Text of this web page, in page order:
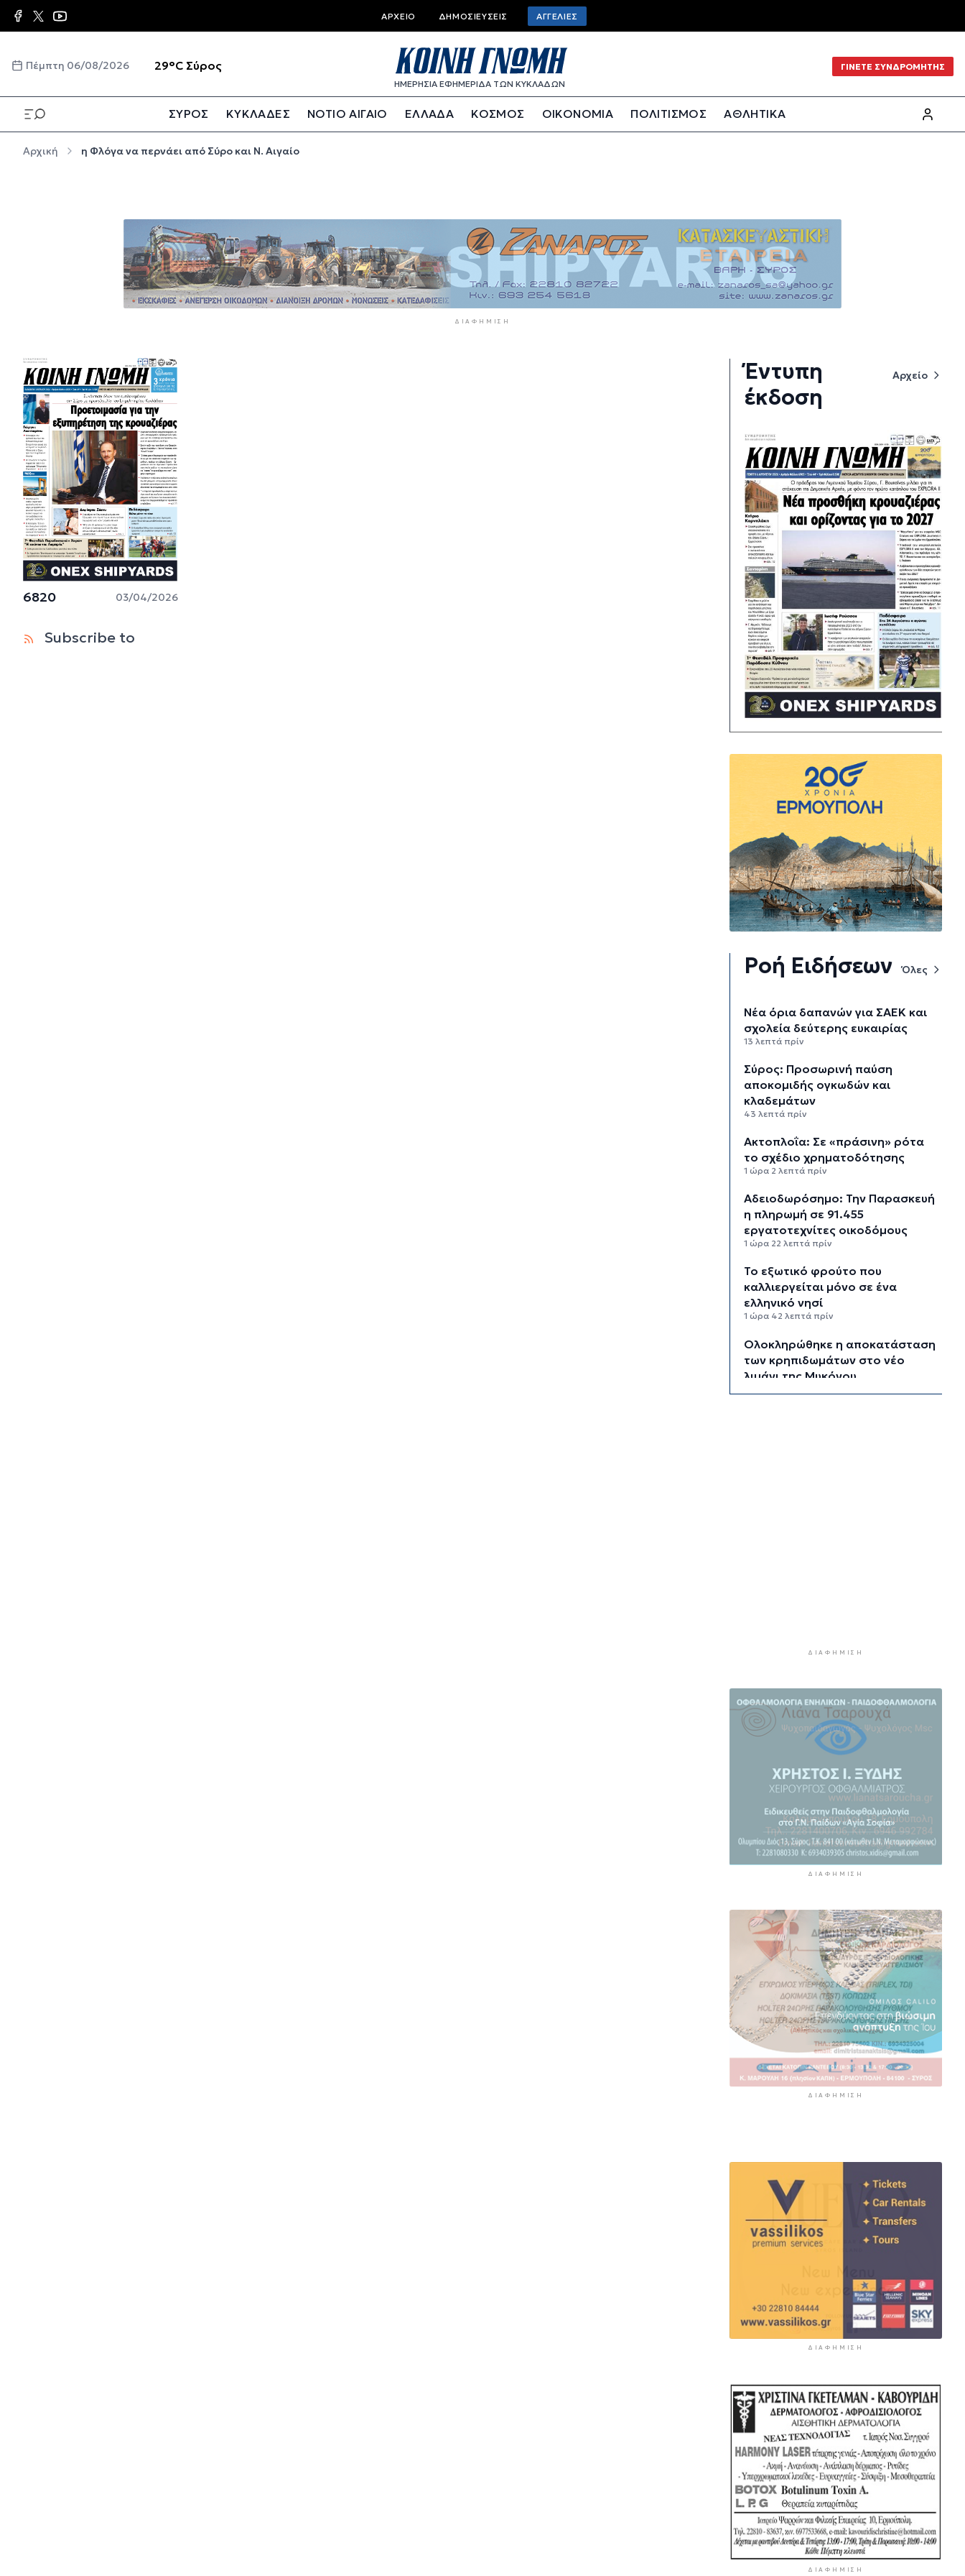
Παράκαμψη προς το κυρίως περιεχόμενο Top bar menu
ΑΡΧΕΊΟ ΔΗΜΟΣΙΕΎΣΕΙΣ ΑΓΓΕΛΊΕΣ
Πέμπτη 06/08/2026 29°C Σύρος
ΗΜΕΡΗΣΙΑ ΕΦΗΜΕΡΙΔΑ ΤΩΝ ΚΥΚΛΑΔΩΝ
ΓΙΝΕΤΕ ΣΥΝΔΡΟΜΗΤΗΣ
ΣΥΡΟΣ ΚΥΚΛΑΔΕΣ ΝΟΤΙΟ ΑΙΓΑΙΟ ΕΛΛΑΔΑ ΚΟΣΜΟΣ ΟΙΚΟΝΟΜΙΑ ΠΟΛΙΤΙΣΜΟΣ
ΑΘΛΗΤΙΚΑ
Αρχική η Φλόγα να περνάει από Σύρο και Ν. Αιγαίο
ΔΙΑΦΉΜΙΣΗ
6820 03/04/2026
Subscribe to
Έντυπη
έκδοση
Αρχείο
Ροή Ειδήσεων Όλες
Νέα όρια δαπανών για ΣΑΕΚ και
σχολεία δεύτερης ευκαιρίας
13 λεπτά πρίν
Σύρος: Προσωρινή παύση
αποκομιδής ογκωδών και
κλαδεμάτων
43 λεπτά πρίν
Aκτοπλοΐα: Σε «πράσινη» ρότα
το σχέδιο χρηματοδότησης
1 ώρα 2 λεπτά πρίν
Αδειοδωρόσημο: Την Παρασκευή
η πληρωμή σε 91.455
εργατοτεχνίτες οικοδόμους
1 ώρα 22 λεπτά πρίν
Το εξωτικό φρούτο που
καλλιεργείται μόνο σε ένα
ελληνικό νησί
1 ώρα 42 λεπτά πρίν
Ολοκληρώθηκε η αποκατάσταση
των κρηπιδωμάτων στο νέο
λιμάνι της Μυκόνου
3 ώρες 21 λεπτά πρίν
ζωή του στην άσφαλτο
3 ώρες 43 λεπτά πρίν
Κάρτα Αγρότη: Πώς θα
ενεργοποιείται ψηφιακά από τις
3 ώρες 58 λεπτά πρίν
ΔΙΑΦΉΜΙΣΗ
ΔΙΑΦΉΜΙΣΗ
ΔΙΑΦΉΜΙΣΗ
ΔΙΑΦΉΜΙΣΗ
ΔΙΑΦΉΜΙΣΗ